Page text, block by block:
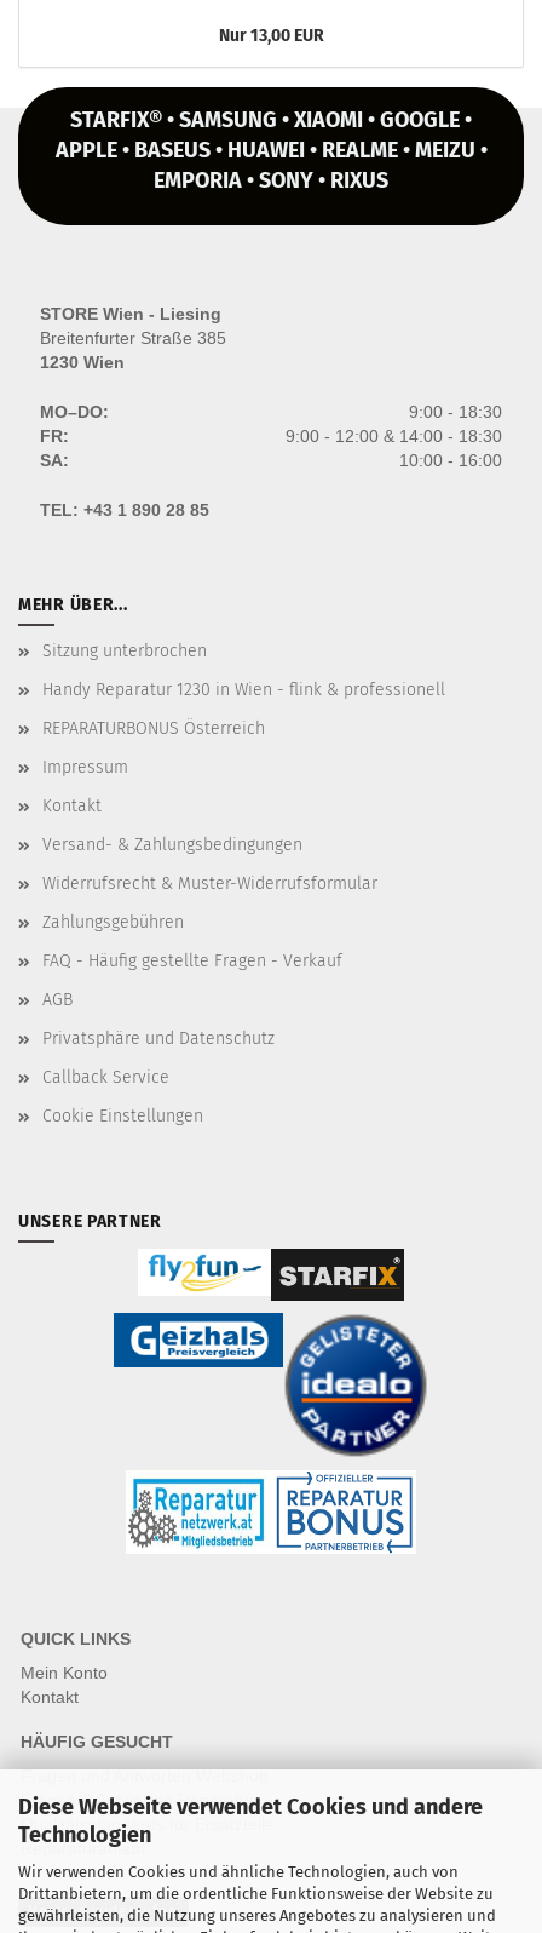
Diese Webseite verwendet Cookies und andere
Technologien
Wir verwenden Cookies und ähnliche Technologien, auch von
Drittanbietern, um die ordentliche Funktionsweise der Website zu
gewährleisten, die Nutzung unseres Angebotes zu analysieren und
Nur 13,00 EUR
STARFIX® • SAMSUNG • XIAOMI • GOOGLE •
APPLE • BASEUS • HUAWEI • REALME • MEIZU •
EMPORIA • SONY • RIXUS
STORE Wien - Liesing
Breitenfurter Straße 385
1230 Wien
MO–DO:
9:00 - 18:30
FR:
9:00 - 12:00 & 14:00 - 18:30
SA:
10:00 - 16:00
TEL: +43 1 890 28 85
MEHR ÜBER...
Sitzung unterbrochen
Handy Reparatur 1230 in Wien - flink & professionell
REPARATURBONUS Österreich
Impressum
Kontakt
Versand- & Zahlungsbedingungen
Widerrufsrecht & Muster-Widerrufsformular
Zahlungsgebühren
FAQ - Häufig gestellte Fragen - Verkauf
AGB
Privatsphäre und Datenschutz
Callback Service
Cookie Einstellungen
UNSERE PARTNER
QUICK LINKS
Mein Konto
Kontakt
HÄUFIG GESUCHT
Fragen und Antworten Webshop
Fragen & Antworten Reparatur
Qualitätsstandards für Ersatzteile
Reparaturablauf
Vertrag widerrufen